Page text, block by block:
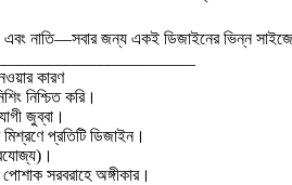
এবং নাতি—সবার জন্য একই ডিজাইনের ভিন্ন
কারণ
নিশ্চিত করি।
জুব্বা।
প্রতিটি ডিজাইন।
পোশাক সরবরাহে অঙ্গীকার।